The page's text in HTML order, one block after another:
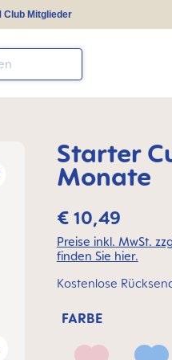
Club Mitglieder
Starter
Monate
€ 10,49
Preise inkl. MwSt.
finden Sie hier.
Kostenlose
FARBE